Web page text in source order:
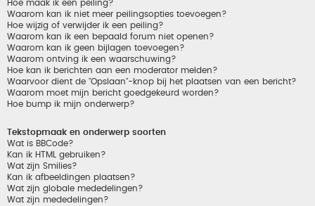
Hoe maak ik een peiling?
Waarom kan ik niet meer peilingsopties toevoegen?
Hoe wijzig of verwijder ik een peiling?
Waarom kan ik een bepaald forum niet openen?
Waarom kan ik geen bijlagen toevoegen?
Waarom ontving ik een waarschuwing?
Hoe kan ik berichten aan een moderator melden?
Waarvoor dient de "Opslaan"-knop bij het plaatsen van een bericht?
Waarom moet mijn bericht goedgekeurd worden?
Hoe bump ik mijn onderwerp?
Tekstopmaak en onderwerp soorten
Wat is BBCode?
Kan ik HTML gebruiken?
Wat zijn Smilies?
Kan ik afbeeldingen plaatsen?
Wat zijn globale mededelingen?
Wat zijn mededelingen?